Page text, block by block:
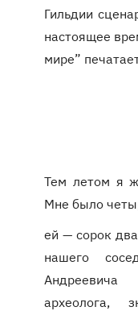
Гильдии
настоящее
мире”
Тем летом я
Мне было
ей — сорок
нашего
археолога,